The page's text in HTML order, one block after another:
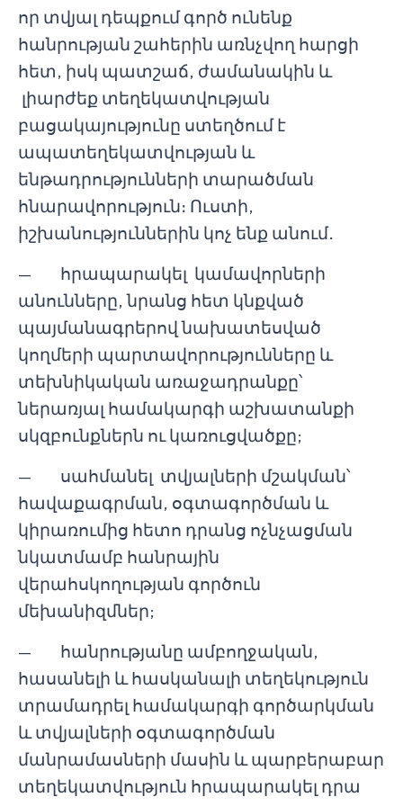
որ տվյալ դեպքում գործ ունենք
հանրության շահերին առնչվող հարցի
հետ, իսկ պատշաճ, ժամանակին և
լիարժեք տեղեկատվության
բացակայությունը ստեղծում է
ապատեղեկատվության և
ենթադրությունների տարածման
հնարավորություն։ Ուստի,
իշխանություններին կոչ ենք անում․
— հրապարակել կամավորների
անունները, նրանց հետ կնքված
պայմանագրերով նախատեսված
կողմերի պարտավորությունները և
տեխնիկական առաջադրանքը՝
ներառյալ համակարգի աշխատանքի
սկզբունքներն ու կառուցվածքը;
— սահմանել տվյալների մշակման՝
հավաքագրման, օգտագործման և
կիրառումից հետո դրանց ոչնչացման
նկատմամբ հանրային
վերահսկողության գործուն
մեխանիզմներ;
— հանրությանը ամբողջական,
հասանելի և հասկանալի տեղեկություն
տրամադրել համակարգի գործարկման
և տվյալների օգտագործման
մանրամասների մասին և պարբերաբար
տեղեկատվություն հրապարակել դրա